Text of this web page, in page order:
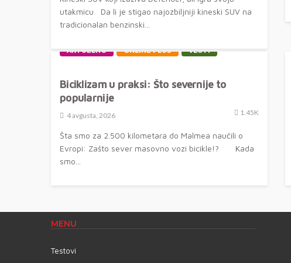
utakmicu Da li je stigao najozbiljniji kineski SUV na
tradicionalan benzinski...
AKTUELNO ONLINE PLUS VESTI
Biciklizam u praksi: Što severnije to
popularnije
4 avgusta, 2026 1.45K
Šta smo za 2.500 kilometara do Malmea naučili o
Evropi: Zašto sever masovno vozi bicikle!? Kada
smo...
MENU
Testovi